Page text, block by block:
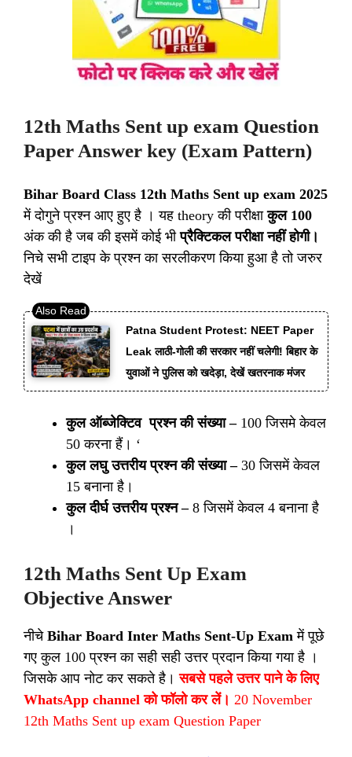
12th Maths Sent up exam Question
Paper Answer key (Exam Pattern)
Bihar Board Class 12th Maths Sent up exam 2025
में दोगुने प्रश्न आए हुए है । यह theory की परीक्षाकुल 100
अंक की है जब की इसमें कोई भीप्रैक्टिकल परीक्षा नहीं होगी।
निचे सभी टाइप के प्रश्न का सरलीकरण किया हुआ है तो जरुर
देखें
Patna Student Protest: NEET Paper
Leak लाठी-गोली की सरकार नहीं चलेगी! बिहार के
युवाओं ने पुलिस को खदेड़ा, देखें खतरनाक मंजर
कुल ऑब्जेक्टिव प्रश्न की संख्या –100 जिसमे केवल
50 करना हैं। ‘
कुल लघु उत्तरीय प्रश्न की संख्या –30 जिसमें केवल
15 बनाना है।
कुल दीर्घ उत्तरीय प्रश्न –8 जिसमें केवल 4 बनाना है
।
12th Maths Sent Up Exam
Objective Answer
नीचे Bihar Board Inter Maths Sent-Up Exam में पूछे
गए कुल 100 प्रश्न का सही सही उत्तर प्रदान किया गया है ।
जिसके आप नोट कर सकते है।सबसे पहले उत्तर पाने के लिए
WhatsApp channel को फॉलो कर लें। 20 November
12th Maths Sent up exam Question Paper